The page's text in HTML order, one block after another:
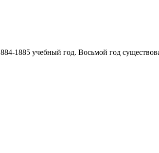
1885 учебный год. Восьмой год